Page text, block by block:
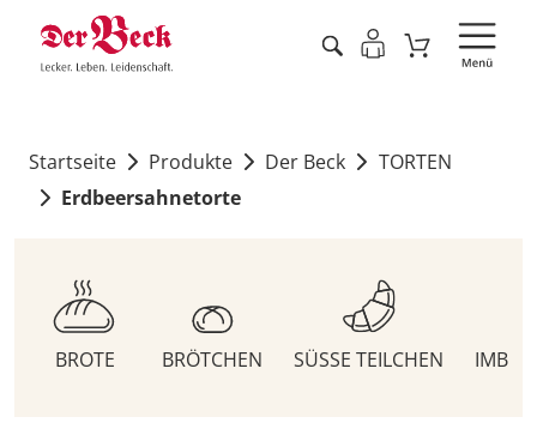
Startseite Produkte Der Beck
TORTEN
Erdbeersahnetorte
BROTE BRÖTCHEN SÜSSE TEILCHEN